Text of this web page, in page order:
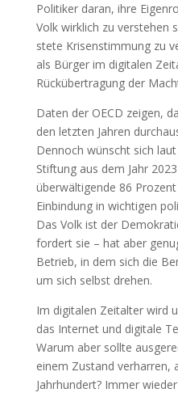
Politiker daran, ihre
Volk wirklich zu verstehen
stete Krisenstimmung zu
als Bürger im digitalen
Rückübertragung der
Daten der OECD zeigen,
den letzten Jahren
Dennoch wünscht sich
Stiftung aus dem Jahr
überwältigende 86
Einbindung in wichtigen
Das Volk ist der
fordert sie – hat aber
Betrieb, in dem sich die
um sich selbst drehen.
Im digitalen Zeitalter wird
das Internet und digitale
Warum aber sollte
einem Zustand verharren,
Jahrhundert? Immer